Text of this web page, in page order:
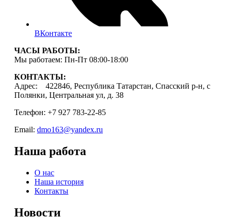
ВКонтакте
ЧАСЫ РАБОТЫ:
Мы работаем: Пн-Пт 08:00-18:00
КОНТАКТЫ:
Адрес: 422846, Республика Татарстан, Спасский р-н, с
Полянки, Центральная ул, д. 38
Телефон: +7 927 783-22-85
Email: dmo163@yandex.ru
Наша работа
О нас
Наша история
Контакты
Новости